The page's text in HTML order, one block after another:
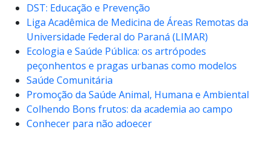
DST: Educação e Prevenção
Liga Acadêmica de Medicina de Áreas Remotas da
Universidade Federal do Paraná (LIMAR)
Ecologia e Saúde Pública: os artrópodes
peçonhentos e pragas urbanas como modelos
Saúde Comunitária
Promoção da Saúde Animal, Humana e Ambiental
Colhendo Bons frutos: da academia ao campo
Conhecer para não adoecer